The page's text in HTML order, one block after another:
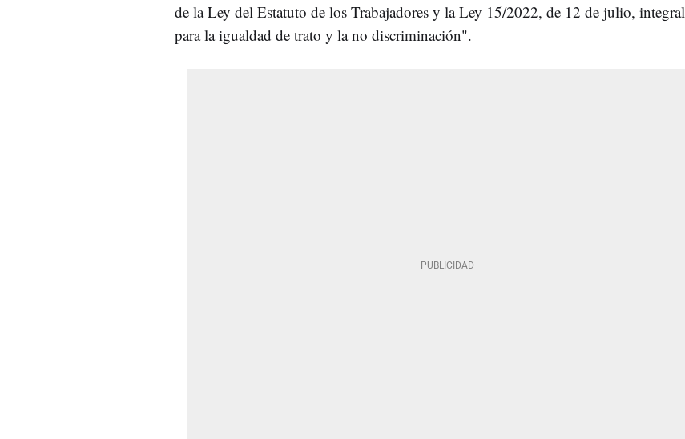
de la Ley del Estatuto de los Trabajadores y la Ley 15/2022, de 12 de julio, integral
para la igualdad de trato y la no discriminación".